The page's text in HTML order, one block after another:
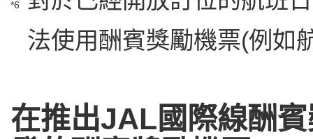
*6
法使用酬賓獎勵機票(例如
在推出JAL國際線酬